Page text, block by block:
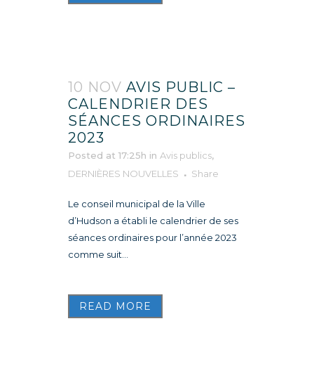
10 NOV AVIS PUBLIC –
CALENDRIER DES
SÉANCES ORDINAIRES
2023
Posted at 17:25h in Avis publics,
DERNIÈRES NOUVELLES
Share
Le conseil municipal de la Ville
d’Hudson a établi le calendrier de ses
séances ordinaires pour l’année 2023
comme suit...
READ MORE